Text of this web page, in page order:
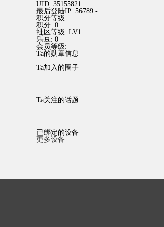
UID: 35155821
最后登陆IP: 56789 -
积分等级
积分: 0
社区等级: LV1
乐豆: 0
会员等级:
Ta的勋章信息
Ta加入的圈子
Ta关注的话题
已绑定的设备
更多设备